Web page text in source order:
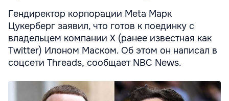
Гендиректор корпорации Meta Марк
Цукерберг заявил, что готов к поединку с
владельцем компании X (ранее известная как
Twitter) Илоном Маском. Об этом он написал в
соцсети Threads, сообщает NBC News.